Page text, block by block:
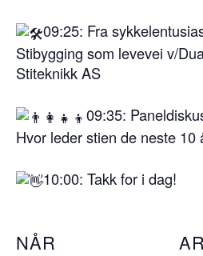
09:25: Fra
Stibygging som levevei v/
Stiteknikk AS
09:35:
Hvor leder stien de neste 10
10:00: Takk for i dag!
NÅR